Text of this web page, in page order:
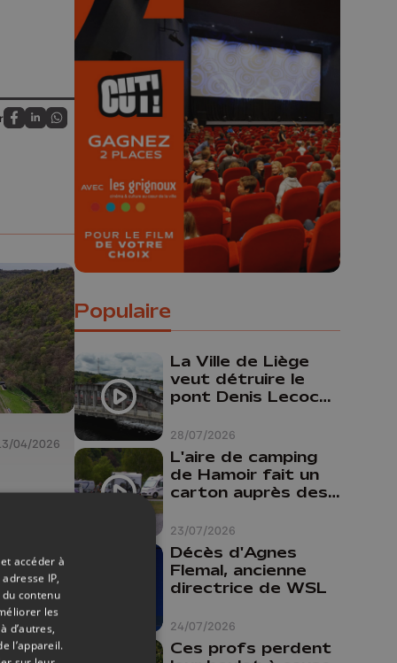
Partagez sur FaceBook
Partagez sur LinkedIn
Partagez sur Whatsapp
04/2026
🎬 Concours CUT x
Les Grignoux ✨
Concours permanent - 2 places à
gagner chaque semaine !
Populaire
28/07/2026
La Ville de Liège
veut détruire le
pont Denis Lecocq
budget pour le
faire
23/07/2026
L'aire de camping
de Hamoir fait un
carton auprès des
24/07/2026
Décès d'Agnes
Flemal, ancienne
directrice de WSL
Ces profs perdent
accéder à
IP,
contenu
les
d’autres,
l’appareil.